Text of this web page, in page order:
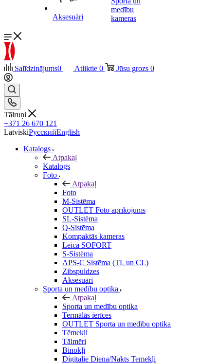
Aksesuāri
medību
kameras
Salīdzinājums0 Atliktie 0 Jūsu grozs 0
Tālruņi
+371 26 670 121
LatviskiРусскийEnglish
Katalogs
Atpakaļ
Katalogs
Foto
Atpakaļ
Foto
M-Sistēma
OUTLET Foto aprīkojums
SL-Sistēma
Q-Sistēma
Kompaktās kameras
Leica SOFORT
S-Sistēma
APS-C Sistēma (TL un CL)
Zibspuldzes
Aksesuāri
Sporta un medību optika
Atpakaļ
Sporta un medību optika
Termālās ierīces
OUTLET Sporta un medību optika
Tēmekļi
Tālmēri
Binokļi
Digitalie Diena/Nakts Temekļi